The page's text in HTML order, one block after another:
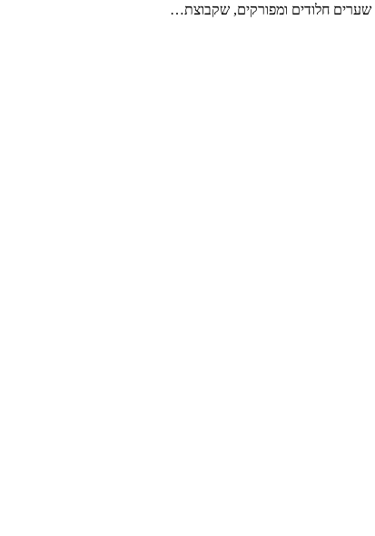
שערים חלודים ומפורקים, שקבוצת…